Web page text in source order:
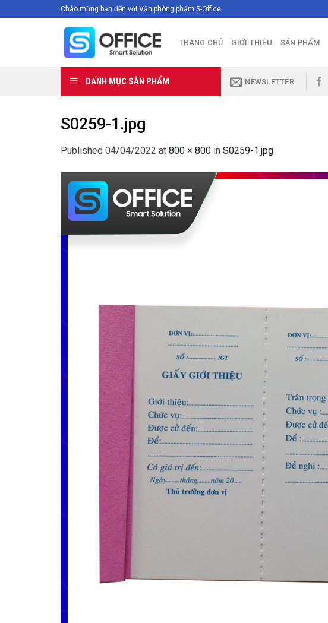
Chào mừng bạn đến với Văn phòng phẩm S-Office
TRANG CHỦ GIỚI THIỆU SẢN PHẨM
DANH MỤC SẢN PHẨM NEWSLETTER
S0259-1.jpg
Published 04/04/2022 at 800 × 800 in S0259-1.jpg